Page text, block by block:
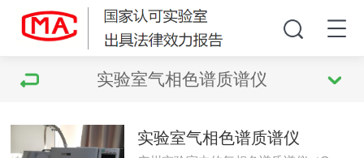
实验室气相色谱质谱仪
实验室气相色谱质谱仪